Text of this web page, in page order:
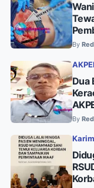
By
Dua
By